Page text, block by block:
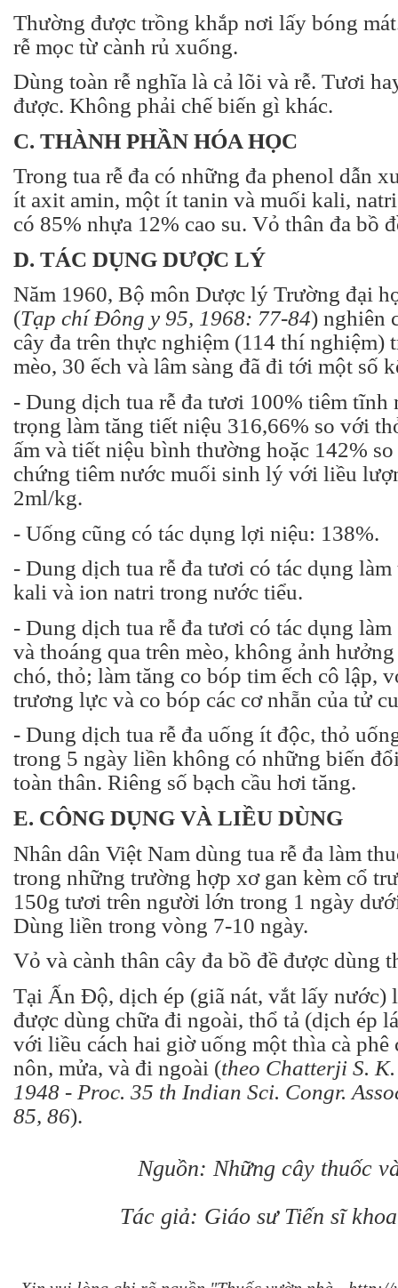
Thường được trồng khắp nơi lấy bóng
rễ mọc từ cành rủ xuống.
Dùng toàn rễ nghĩa là cả lõi và rễ. Tươi
được. Không phải chế biến gì khác.
C. THÀNH PHẦN HÓA HỌC
Trong tua rễ đa có những đa phenol dẫn
ít axit amin, một ít tanin và muối kali,
có 85% nhựa 12% cao su. Vỏ thân đa bồ
D. TÁC DỤNG DƯỢC LÝ
Năm 1960, Bộ môn Dược lý Trường đại
(Tạp chí Đông y 95, 1968: 77-84) nghiên
cây đa trên thực nghiệm (114 thí nghiệm)
mèo, 30 ếch và lâm sàng đã đi tới một số
- Dung dịch tua rễ đa tươi 100% tiêm tĩnh
trọng làm tăng tiết niệu 316,66% so với
ấm và tiết niệu bình thường hoặc 142%
chứng tiêm nước muối sinh lý với liều
2ml/kg.
- Uống cũng có tác dụng lợi niệu: 138%.
- Dung dịch tua rễ đa tươi có tác dụng
kali và ion natri trong nước tiểu.
- Dung dịch tua rễ đa tươi có tác dụng
và thoáng qua trên mèo, không ảnh
chó, thỏ; làm tăng co bóp tim ếch cô lập,
trương lực và co bóp các cơ nhẵn của tử
- Dung dịch tua rễ đa uống ít độc, thỏ
trong 5 ngày liền không có những biến
toàn thân. Riêng số bạch cầu hơi tăng.
E. CÔNG DỤNG VÀ LIỀU DÙNG
Nhân dân Việt Nam dùng tua rễ đa làm
trong những trường hợp xơ gan kèm cổ
150g tươi trên người lớn trong 1 ngày
Dùng liền trong vòng 7-10 ngày.
Vỏ và cành thân cây đa bồ đề được dùng
Tại Ấn Độ, dịch ép (giã nát, vắt lấy nước)
được dùng chữa đi ngoài, thổ tả (dịch ép
với liều cách hai giờ uống một thìa cà
nôn, mửa, và đi ngoài (theo Chatterji S.
1948 - Proc. 35 th Indian Sci. Congr.
85, 86).
Nguồn: Những cây thuốc
Tác giả: Giáo sư Tiến sĩ